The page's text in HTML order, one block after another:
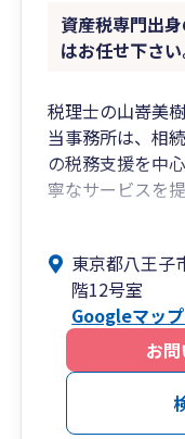
を用いて“見え
経営に必要な
⇒【経営支援ク
士独自の目線で
していきます！
◆社長や経理ス
を効率化するお
⇒「どんな質問
タッフが安心し
して良かった。
の声をいただい
資産税専門出
はお任せ下さい
税理士の山嵜美樹
当事務所は、相
の税務支援を中
寧なサービスを
会議室を提携し
また、オンライ
りとりなどで柔
豊富な経験と専
にお応えできる
迅速かつ丁寧な
としてお客様の
東京都八王子
階12号室
Googleマッ
お